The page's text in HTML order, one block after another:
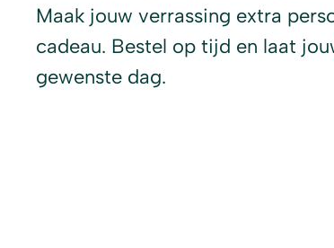
Maak jouw verrassing extra
cadeau. Bestel op tijd en laat
gewenste dag.